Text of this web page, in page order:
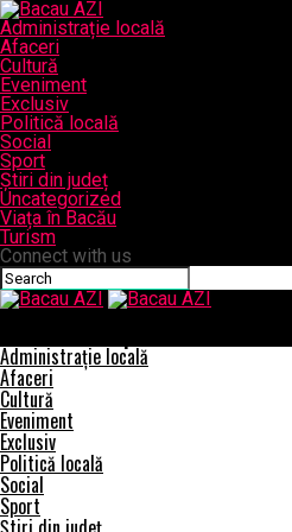
Administrație locală
Afaceri
Cultură
Eveniment
Exclusiv
Politică locală
Social
Sport
Știri din județ
Uncategorized
Viața în Bacău
Turism
Connect with us
Administrație locală
Afaceri
Cultură
Eveniment
Exclusiv
Politică locală
Social
Sport